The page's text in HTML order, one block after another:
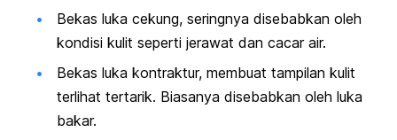
Bekas luka cekung, seringnya disebabkan oleh
kondisi kulit seperti jerawat dan cacar air.
Bekas luka kontraktur, membuat tampilan kulit
terlihat tertarik. Biasanya disebabkan oleh luka
bakar.